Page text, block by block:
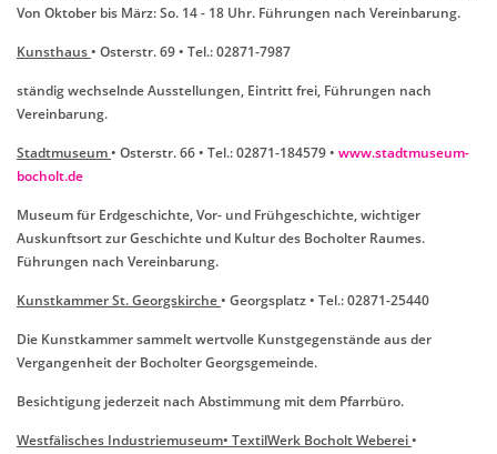
Von Oktober bis März: So. 14 - 18 Uhr. Führungen nach Vereinbarung.
Kunsthaus• Osterstr. 69 • Tel.: 02871-7987
ständig wechselnde Ausstellungen, Eintritt frei, Führungen nach
Vereinbarung.
Stadtmuseum• Osterstr. 66 • Tel.: 02871-184579 • www.stadtmuseum-
bocholt.de
Museum für Erdgeschichte, Vor- und Frühgeschichte, wichtiger
Auskunftsort zur Geschichte und Kultur des Bocholter Raumes.
Führungen nach Vereinbarung.
Kunstkammer St. Georgskirche• Georgsplatz • Tel.: 02871-25440
Die Kunstkammer sammelt wertvolle Kunstgegenstände aus der
Vergangenheit der Bocholter Georgsgemeinde.
Besichtigung jederzeit nach Abstimmung mit dem Pfarrbüro.
Westfälisches Industriemuseum• TextilWerk Bocholt Weberei•